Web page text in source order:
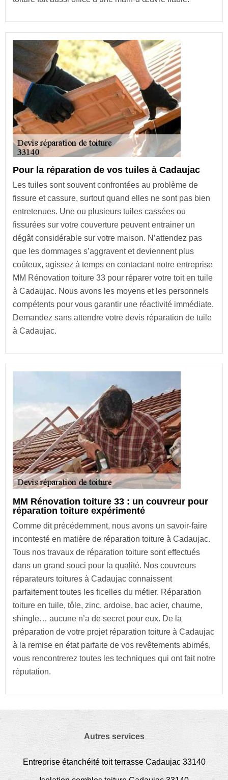
Pour la réparation de vos tuiles à Cadaujac
Les tuiles sont souvent confrontées au problème de
fissure et cassure, surtout quand elles ne sont pas bien
entretenues. Une ou plusieurs tuiles cassées ou
fissurées sur votre couverture peuvent entrainer un
dégât considérable sur votre maison. N’attendez pas
que les dommages s’aggravent et deviennent plus
coûteux, agissez à temps en contactant notre entreprise
MM Rénovation toiture 33 pour réparer votre toit en tuile
à Cadaujac. Nous avons les moyens et les personnels
compétents pour vous garantir une réactivité immédiate.
Demandez sans attendre votre devis réparation de tuile
à Cadaujac.
MM Rénovation toiture 33 : un couvreur pour
réparation toiture expérimenté
Comme dit précédemment, nous avons un savoir-faire
incontesté en matière de réparation toiture à Cadaujac.
Tous nos travaux de réparation toiture sont effectués
dans un grand souci pour la qualité. Nos couvreurs
réparateurs toitures à Cadaujac connaissent
parfaitement toutes les ficelles du métier. Réparation
toiture en tuile, tôle, zinc, ardoise, bac acier, chaume,
shingle… aucune n’a de secret pour eux. De la
préparation de votre projet réparation toiture à Cadaujac
à la remise en état parfaite de vos revêtements abimés,
vous rencontrerez toutes les techniques qui ont fait notre
réputation.
Autres services
Entreprise étanchéité toit terrasse Cadaujac 33140